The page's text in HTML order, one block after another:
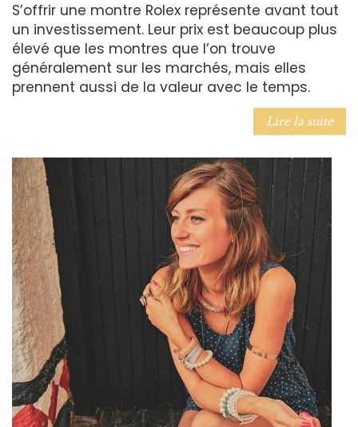
S’offrir une montre Rolex représente avant tout
un investissement. Leur prix est beaucoup plus
élevé que les montres que l’on trouve
généralement sur les marchés, mais elles
prennent aussi de la valeur avec le temps.
Lire la suite